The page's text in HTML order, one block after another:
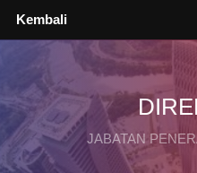
Kembali
JABATAN